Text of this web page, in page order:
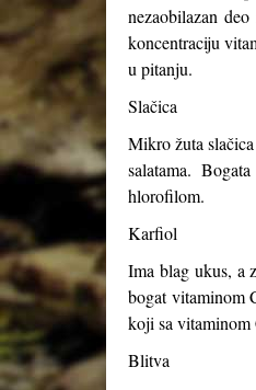
nezaobilazan
koncentraciju
u pitanju.
Slačica
Mikro žuta
salatama.
hlorofilom.
Karfiol
Ima blag ukus, a
bogat vitaminom
koji sa vitaminom
Blitva